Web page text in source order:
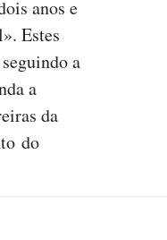
anos e
Estes
a
a
da
do